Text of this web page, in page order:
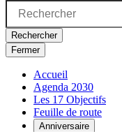
Rechercher
Fermer
Accueil
Agenda 2030
Les 17 Objectifs
Feuille de route
Anniversaire